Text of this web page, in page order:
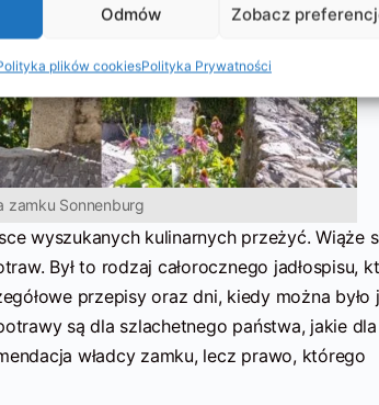
Odmów Zobacz
plików cookiesPolityka Prywatności
zamku Sonnenburg
wyszukanych kulinarnych przeżyć. Wiąże
Był to rodzaj całorocznego jadłospisu,
przepisy oraz dni, kiedy można było
są dla szlachetnego państwa, jakie
władcy zamku, lecz prawo, którego